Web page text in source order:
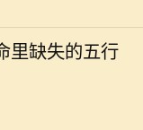
里缺失的五行
特的五行特征，
一种富暖而稳重的
、守信，代表着
在命理中，土命
五行学说是一个